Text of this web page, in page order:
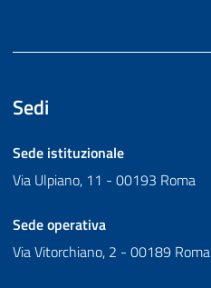
Sedi
Sede istituzionale
Via Ulpiano, 11 - 00193 Roma
Sede operativa
Via Vitorchiano, 2 - 00189 Roma